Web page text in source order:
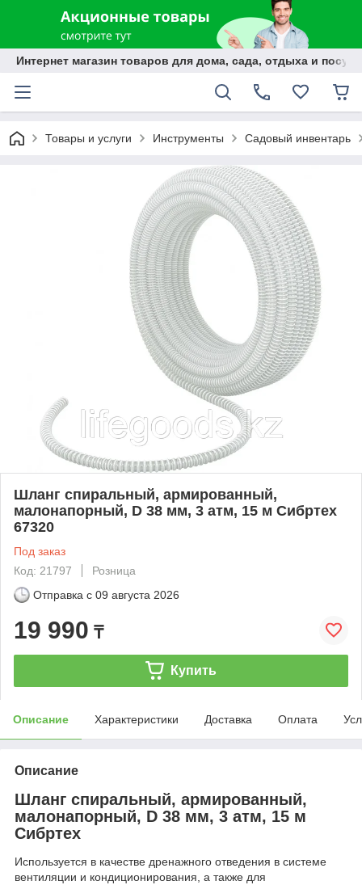
Интернет магазин товаров для дома, сада, отдыха и
Товары и услуги Инструменты Садовый инвентарь
Шланг спиральный, армированный,
малонапорный, D 38 мм, 3 атм, 15 м Сибртех
67320
Под заказ
Код: 21797
Розница
Отправка с 09 августа 2026
19 990 ₸
Купить
Описание Характеристики Доставка Оплата
Описание
Шланг спиральный, армированный,
малонапорный, D 38 мм, 3 атм, 15 м
Сибртех
Используется в качестве дренажного отведения в системе
вентиляции и кондиционирования, а также для